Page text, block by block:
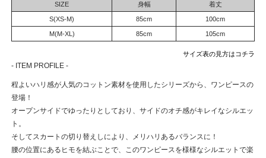
SIZE 身幅 着丈
S(XS-M) 85cm 100cm
M(M-XL) 85cm 105cm
サイズ表の見方はコチラ
- ITEM PROFILE -
程よいハリ感が人気のコットン素材を使用したシリーズから、ワンピースの
登場！
オープンサイドでゆったりとしており、サイドのオチ感がキレイなシルエッ
ト。
そしてスカートの切り替えしにより、メリハリあるバランスに！
腰の位置にあるヒモを結ぶことで、このワンピースを様様なシルエットで楽